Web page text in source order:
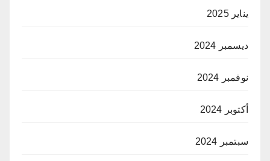
يناير 2025
ديسمبر 2024
نوفمبر 2024
أكتوبر 2024
سبتمبر 2024